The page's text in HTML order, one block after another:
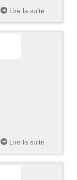
Lire la suite
Lire la suite